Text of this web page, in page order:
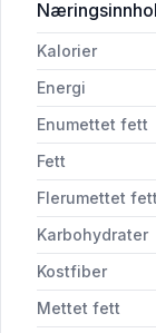
Kalorier
Energi
Enumettet fett
Fett
Flerumettet fett
Karbohydrater
Kostfiber
Mettet fett